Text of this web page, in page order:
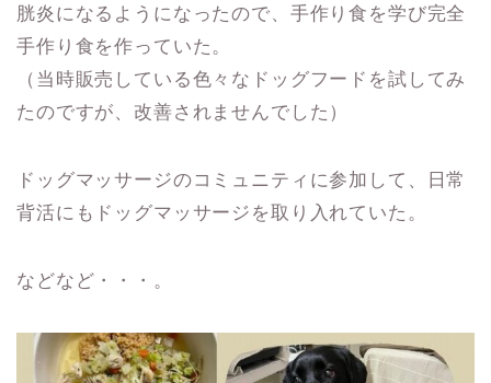
胱炎になるようになったので、手作り食を学び完全
手作り食を作っていた。
（当時販売している色々なドッグフードを試してみ
たのですが、改善されませんでした）
ドッグマッサージのコミュニティに参加して、日常
背活にもドッグマッサージを取り入れていた。
などなど・・・。